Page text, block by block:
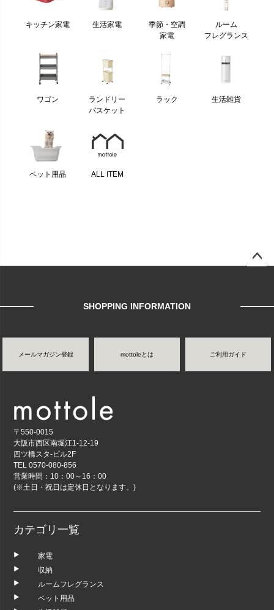
キッチン家電 生活家電
季節・空調
家電
ルーム
フレグランス
ワゴン
ランドリー
バスケット
ラック 生活雑貨
ペット用品 ALL ITEM
SHOPPING INFORMATION
メールマガジン登録 mottoleとは ご利用ガイド
〒550-0015
大阪市西区南堀江1-12-19
四ツ橋スタ-ビル2F
TEL 0570-080-856
営業時間：10：00～16：00
(※土日・祝日は定休日となります。)
カテゴリ一覧
家電
収納
ルームフレグランス
ペット用品